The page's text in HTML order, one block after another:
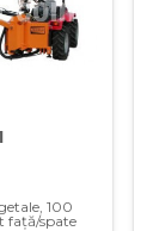
100
față/spate